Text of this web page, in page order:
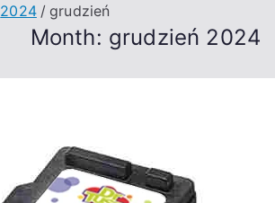
Month: grudzień 2024
2024 grudzień